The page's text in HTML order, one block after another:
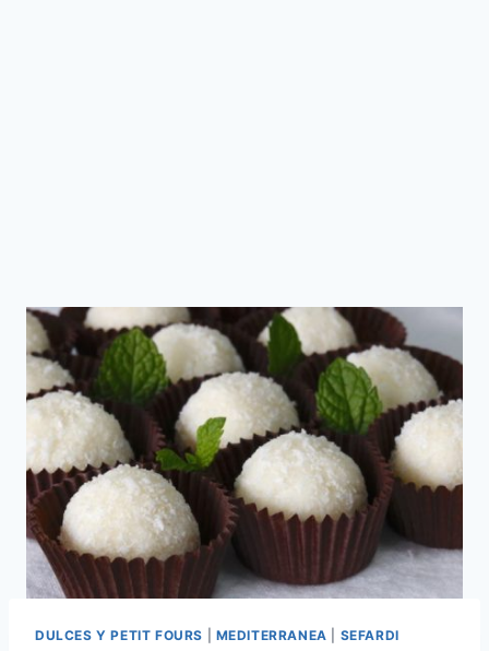
DULCES Y PETIT FOURS MEDITERRANEA SEFARDI